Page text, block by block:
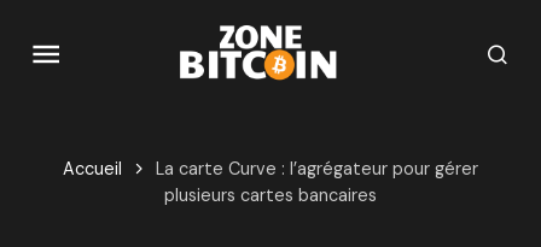
Accueil
La carte Curve : l’agrégateur pour gérer
plusieurs cartes bancaires